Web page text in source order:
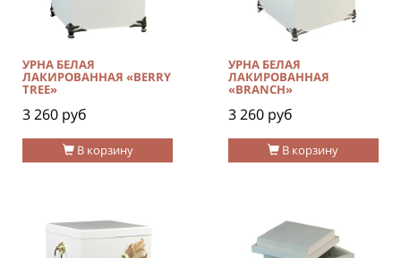
В корзину
УРНА БЕЛАЯ
ЛАКИРОВАННАЯ «BERRY
TREE»
3 260 руб
В корзину
УРНА БЕЛАЯ
ЛАКИРОВАННАЯ
«BRANCH»
3 260 руб